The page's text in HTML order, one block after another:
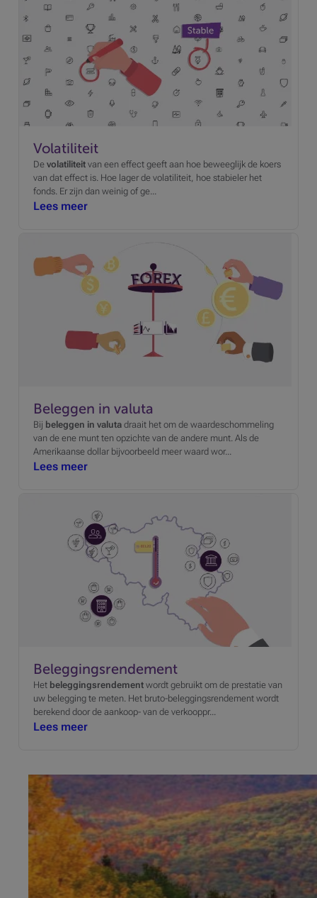
Volatiliteit
De volatiliteit van een effect geeft aan hoe beweeglijk de koers
van dat effect is. Hoe lager de volatiliteit, hoe stabieler het
fonds. Er zijn dan weinig of ge...
Lees meer
Beleggen in valuta
Bij beleggen in valuta draait het om de waardeschommeling
van de ene munt ten opzichte van de andere munt. Als de
Amerikaanse dollar bijvoorbeeld meer waard wor...
Lees meer
Beleggingsrendement
Het beleggingsrendement wordt gebruikt om de prestatie van
uw belegging te meten. Het bruto-beleggingsrendement wordt
berekend door de aankoop- van de verkooppr...
Lees meer